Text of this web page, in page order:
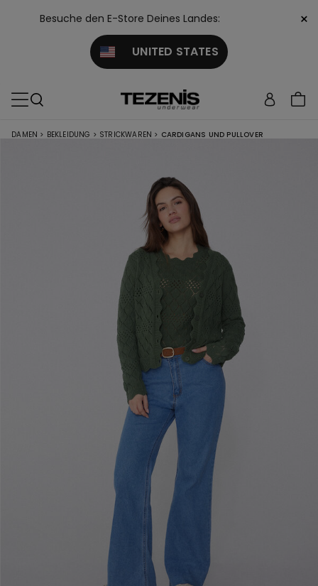
Besuche den E-Store Deines Landes:
UNITED STATES
×
DAMEN > BEKLEIDUNG > STRICKWAREN > CARDIGANS UND PULLOVER